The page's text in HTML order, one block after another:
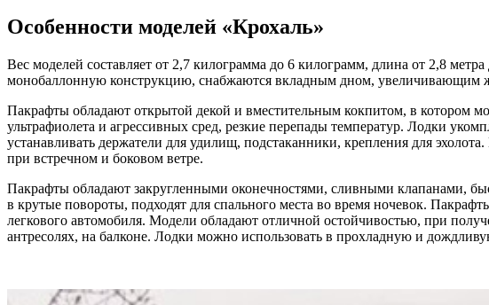
Особенности моделей «Крохаль»
Вес моделей составляет от 2,7 килограмма до 6 килограмм, длина от 2,8
монобаллонную конструкцию, снабжаются вкладным дном, увеличивающим
Пакрафты обладают открытой декой и вместительным кокпитом, в котором
ультрафиолета и агрессивных сред, резкие перепады температур. Лодки
устанавливать держатели для удилищ, подстаканники, крепления для
при встречном и боковом ветре.
Пакрафты обладают закругленными оконечностями, сливными клапанами,
в крутые повороты, подходят для спального места во время ночевок.
легкового автомобиля. Модели обладают отличной остойчивостью, при
антресолях, на балконе. Лодки можно использовать в прохладную и